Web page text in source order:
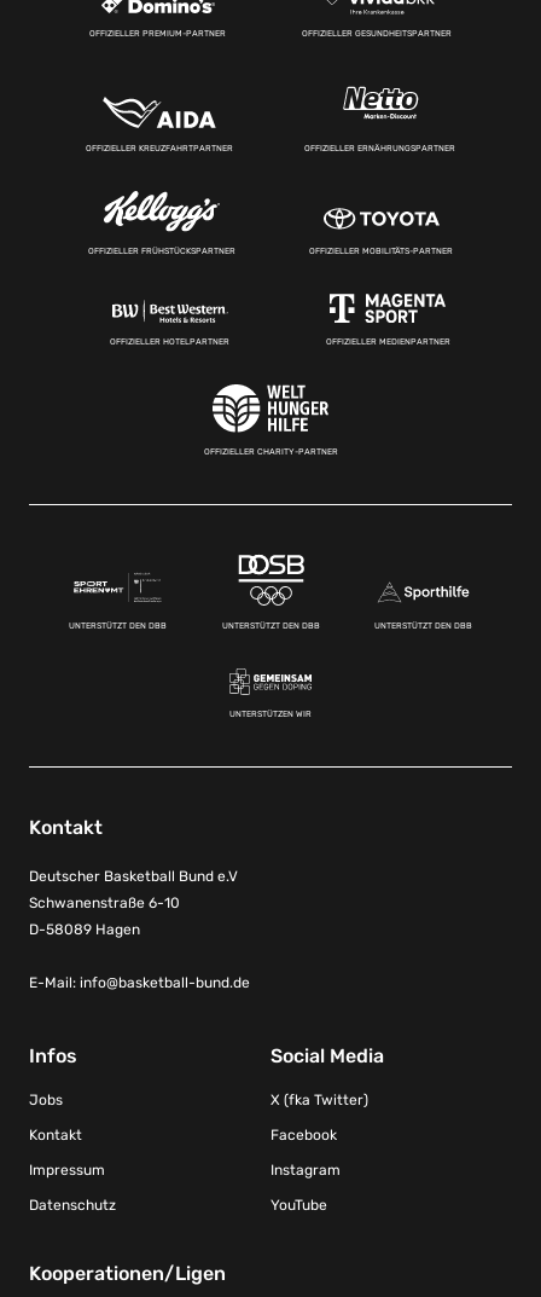
OFFIZIELLER PREMIUM-PARTNER OFFIZIELLER GESUNDHEITSPARTNER
OFFIZIELLER KREUZFAHRTPARTNER OFFIZIELLER ERNÄHRUNGSPARTNER
OFFIZIELLER FRÜHSTÜCKSPARTNER OFFIZIELLER MOBILITÄTS-PARTNER
OFFIZIELLER HOTELPARTNER OFFIZIELLER MEDIENPARTNER
OFFIZIELLER CHARITY-PARTNER
UNTERSTÜTZT DEN DBB UNTERSTÜTZT DEN DBB UNTERSTÜTZT DEN DBB
UNTERSTÜTZEN WIR
Kontakt
Deutscher Basketball Bund e.V
Schwanenstraße 6-10
D-58089 Hagen
E-Mail: info@basketball-bund.de
Infos
Jobs
Kontakt
Impressum
Datenschutz
Social Media
X (fka Twitter)
Facebook
Instagram
YouTube
Kooperationen/Ligen